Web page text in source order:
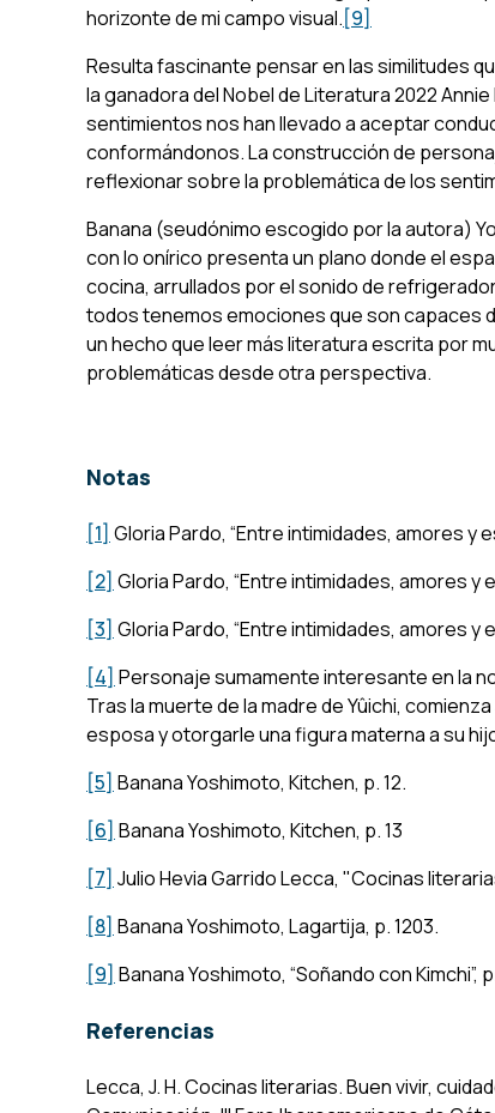
horizonte de mi campo visual.[9]
Resulta fascinante pensar en las similitudes
la ganadora del Nobel de Literatura 2022
sentimientos nos han llevado a aceptar
conformándonos. La construcción de
reflexionar sobre la problemática de los
Banana (seudónimo escogido por la autora)
con lo onírico presenta un plano donde el
cocina, arrullados por el sonido de
todos tenemos emociones que son capaces
un hecho que leer más literatura escrita por
problemáticas desde otra perspectiva.
Notas
[1] Gloria Pardo, “Entre intimidades, amores y
[2] Gloria Pardo, “Entre intimidades, amores y
[3] Gloria Pardo, “Entre intimidades, amores y
[4] Personaje sumamente interesante en la
Tras la muerte de la madre de Yûichi,
esposa y otorgarle una figura materna a su
[5] Banana Yoshimoto, Kitchen, p. 12.
[6] Banana Yoshimoto, Kitchen, p. 13
[7] Julio Hevia Garrido Lecca, "Cocinas
[8] Banana Yoshimoto, Lagartija, p. 1203.
[9] Banana Yoshimoto, “Soñando con Kimchi”,
Referencias
Lecca, J. H. Cocinas literarias.Buen vivir,